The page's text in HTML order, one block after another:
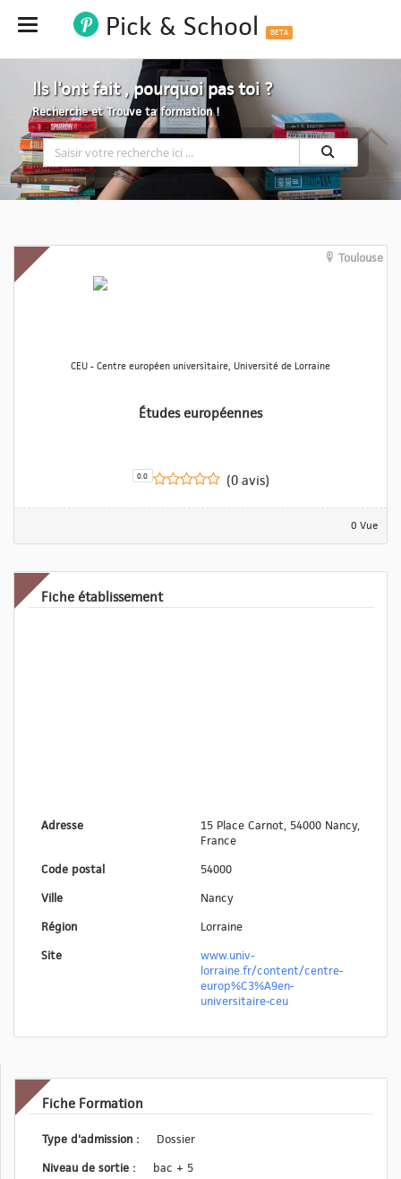
Hide Pick & School BETA
Ils l'ont fait , pourquoi pas toi ?
Recherche et Trouve ta formation !
Toulouse
CEU - Centre européen universitaire, Université de Lorraine
Études européennes
0.0 (0 avis)
0 Vue
Fiche établissement
Adresse
15 Place Carnot, 54000 Nancy,
France
Code postal
54000
Ville
Nancy
Région
Lorraine
Site
www.univ-
lorraine.fr/content/centre-
europ%C3%A9en-
universitaire-ceu
Fiche Formation
Type d'admission :
Dossier
Niveau de sortie :
bac + 5